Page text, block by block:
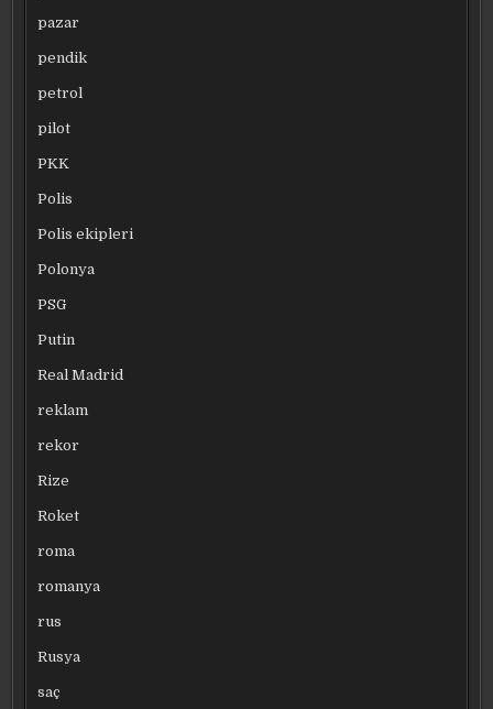
pazar
pendik
petrol
pilot
PKK
Polis
Polis ekipleri
Polonya
PSG
Putin
Real Madrid
reklam
rekor
Rize
Roket
roma
romanya
rus
Rusya
saç